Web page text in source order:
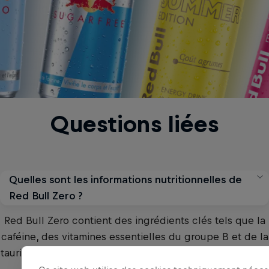
Questions liées
Quelles sont les informations nutritionnelles de
Red Bull Zero ?
Red Bull Zero contient des ingrédients clés tels que la
caféine, des vitamines essentielles du groupe B et de la
taurine, te donnant des aiiiles à tout moment où tu en as